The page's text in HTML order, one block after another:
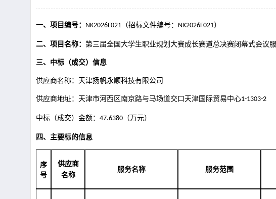
一、项目编号： NK2026F021 （招标文件编号： NK2026F021）
二、项目名称： 第三届全国大学生职业规划大赛成长赛道总决赛闭幕式会议
三、中标（成交）信息
供应商名称： 天津扬帆永顺科技有限公司
供应商地址：天津市河西区南京路与马场道交口天津国际贸易中心1-1303-2
中标（成交）金额： 47.6380 （万元）
四、主要标的信息
序
号
供应商
名称
服务名称 服务范围